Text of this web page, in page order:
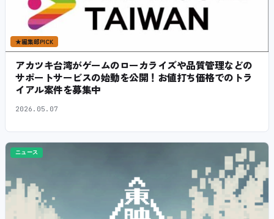
★編集部PICK
アカツキ台湾がゲームのローカライズや品質管理などの
サポートサービスの始動を公開！お値打ち価格でのトラ
イアル案件を募集中
2026.05.07
ニュース